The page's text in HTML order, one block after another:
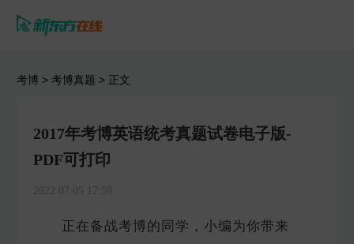
考博 > 考博真题 > 正文
2017年考博英语统考真题试卷电子版-
PDF可打印
2022.07.05 17:59
正在备战考博的同学，小编为你带来